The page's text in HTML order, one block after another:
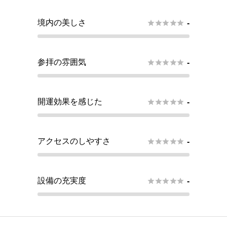
境内の美しさ  -
参拝の雰囲気  -
開運効果を感じた  -
アクセスのしやすさ  -
設備の充実度  -